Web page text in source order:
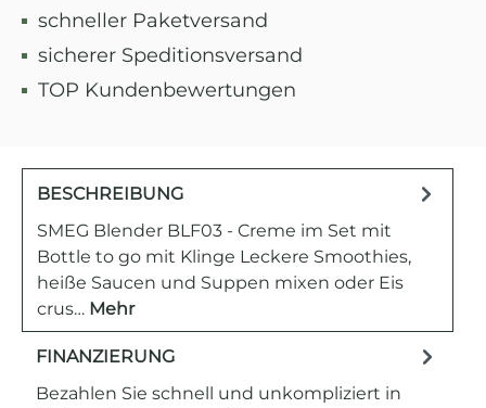
schneller Paketversand
sicherer Speditionsversand
TOP Kundenbewertungen
BESCHREIBUNG
SMEG Blender BLF03 - Creme im Set mit
Bottle to go mit Klinge Leckere Smoothies,
heiße Saucen und Suppen mixen oder Eis
crus… Mehr
FINANZIERUNG
Bezahlen Sie schnell und unkompliziert in